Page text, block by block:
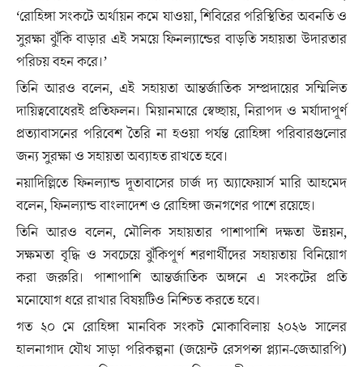
‘রোহিঙ্গা সংকটে অর্থায়ন কমে যাওয়া, শিবিরের পরিস্থিতির অবনতি ও
সুরক্ষা ঝুঁকি বাড়ার এই সময়ে ফিনল্যান্ডের বাড়তি সহায়তা উদারতার
পরিচয় বহন করে।’
তিনি আরও বলেন, এই সহায়তা আন্তর্জাতিক সম্প্রদায়ের সম্মিলিত
দায়িত্ববোধেরই প্রতিফলন। মিয়ানমারে স্বেচ্ছায়, নিরাপদ ও মর্যাদাপূর্ণ
প্রত্যাবাসনের পরিবেশ তৈরি না হওয়া পর্যন্ত রোহিঙ্গা পরিবারগুলোর
জন্য সুরক্ষা ও সহায়তা অব্যাহত রাখতে হবে।
নয়াদিল্লিতে ফিনল্যান্ড দূতাবাসের চার্জ দ্য অ্যাফেয়ার্স মারি আহমেদ
বলেন, ফিনল্যান্ড বাংলাদেশ ও রোহিঙ্গা জনগণের পাশে রয়েছে।
তিনি আরও বলেন, মৌলিক সহায়তার পাশাপাশি দক্ষতা উন্নয়ন,
সক্ষমতা বৃদ্ধি ও সবচেয়ে ঝুঁকিপূর্ণ শরণার্থীদের সহায়তায় বিনিয়োগ
করা জরুরি। পাশাপাশি আন্তর্জাতিক অঙ্গনে এ সংকটের প্রতি
মনোযোগ ধরে রাখার বিষয়টিও নিশ্চিত করতে হবে।
গত ২০ মে রোহিঙ্গা মানবিক সংকট মোকাবিলায় ২০২৬ সালের
হালনাগাদ যৌথ সাড়া পরিকল্পনা (জয়েন্ট রেসপন্স প্ল্যান-জেআরপি)